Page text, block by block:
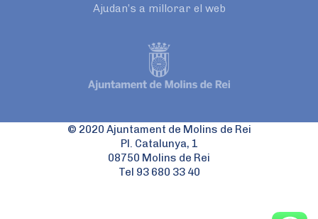
Ajudan’s a millorar el web
© 2020 Ajuntament de Molins de Rei
Pl. Catalunya, 1
08750 Molins de Rei
Tel 93 680 33 40